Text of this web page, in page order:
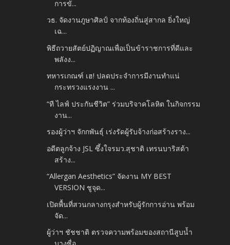
การขั...
วธ. จัดงานภูษาศิลป์ จากท้องถิ่นสู่สากล ยิ่งใหญ่
เฉ...
พิธีถวายสัตย์ปฏิญาณเพื่อเป็นข้าราชการที่ดีและ
พลังง...
ทหารเกณฑ์ เฮ! ปลดประจำการมีงานทำแน่
กระทรวงแรงงาน ...
“ที ไลฟ์ ประกันชีวิต” ร่วมบริจาคโลหิต ในกิจกรรม
งาน...
รองผู้ว่าฯ จักกพันธุ์ เร่งรัดผู้รับจ้างก่อสร้างราง...
อดีตลูกจ้าง JSL ซึ้งใจรมว.สุชาติ เทรนบาริสต้า
สร้าง...
“Allergan Aesthetics” จัดงาน MY BEST
VERSION ชูจุด...
เปิดพื้นที่สวนกลางกรุงสำหรับผู้รักการอ่าน พร้อม
จัด...
ผู้ว่าฯ ชัชชาติ ตรวจความพร้อมของสถานีสูบน้ำ